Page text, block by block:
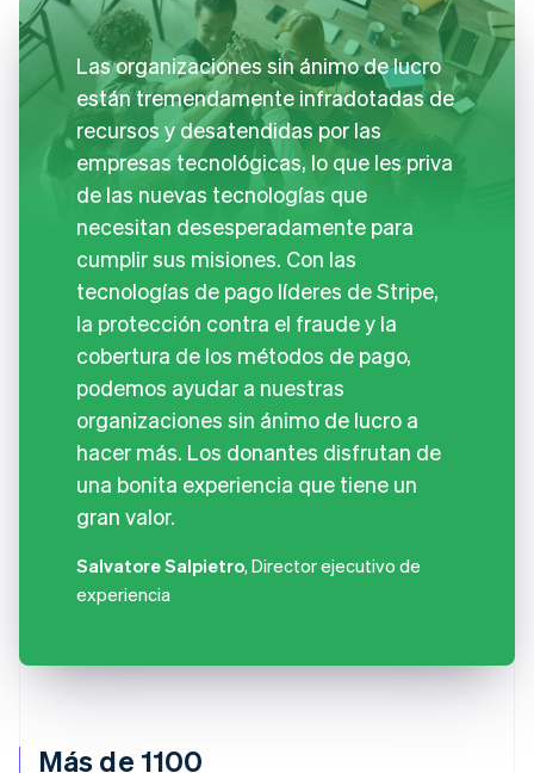
Más de 1100
Las organizaciones sin ánimo de lucro
están tremendamente infradotadas de
recursos y desatendidas por las
empresas tecnológicas, lo que les priva
de las nuevas tecnologías que
necesitan desesperadamente para
cumplir sus misiones. Con las
tecnologías de pago líderes de Stripe,
la protección contra el fraude y la
cobertura de los métodos de pago,
podemos ayudar a nuestras
organizaciones sin ánimo de lucro a
hacer más. Los donantes disfrutan de
una bonita experiencia que tiene un
gran valor.
Salvatore Salpietro, Director ejecutivo de
experiencia